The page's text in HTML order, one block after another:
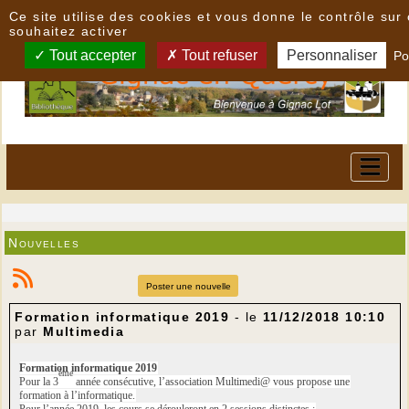
Nouvelles
Poster une nouvelle
Formation informatique 2019 - le 11/12/2018 10:10
par Multimedia
Formation informatique 2019
Pour la 3
ème
année consécutive, l’association Multimedi@ vous propose une
formation à l’informatique.
Ce site utilise des cookies et vous donne le contrôle sur
souhaitez activer
Tout accepter Tout refuser Personnaliser